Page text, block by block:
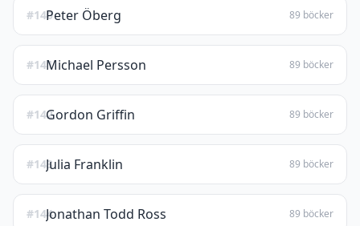
#140Peter Öberg 89 böcker
#141Michael Persson 89 böcker
#142Gordon Griffin 89 böcker
#143Julia Franklin 89 böcker
#144Jonathan Todd Ross 89 böcker